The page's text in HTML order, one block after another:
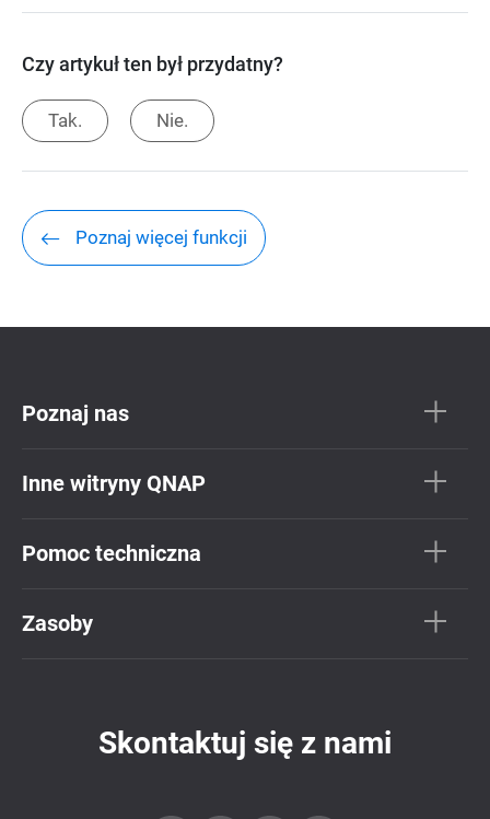
Czy artykuł ten był przydatny?
Tak. Nie.
Poznaj więcej funkcji
Poznaj nas
Inne witryny QNAP
Pomoc techniczna
Zasoby
Skontaktuj się z nami